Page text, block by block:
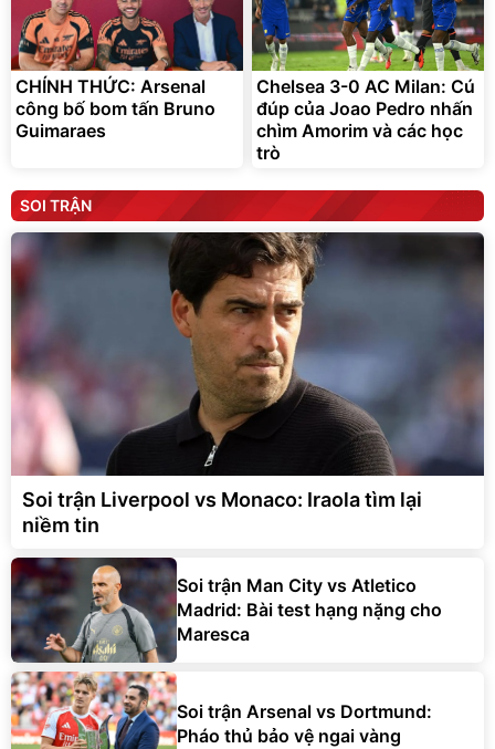
CHÍNH THỨC: Arsenal
công bố bom tấn Bruno
Guimaraes
Chelsea 3-0 AC Milan: Cú
đúp của Joao Pedro nhấn
chìm Amorim và các học
trò
SOI TRẬN
Soi trận Liverpool vs Monaco: Iraola tìm lại
niềm tin
Soi trận Man City vs Atletico
Madrid: Bài test hạng nặng cho
Maresca
Soi trận Arsenal vs Dortmund:
Pháo thủ bảo vệ ngai vàng